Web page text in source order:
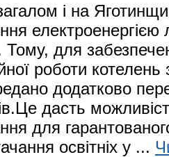
і на
для
роботи котелень
додатково
дасть
для
освітніх у ...